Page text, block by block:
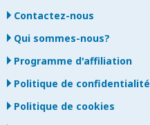
Contactez-nous
Qui sommes-nous?
Programme d'affiliation
Politique de confidentialité
Politique de cookies